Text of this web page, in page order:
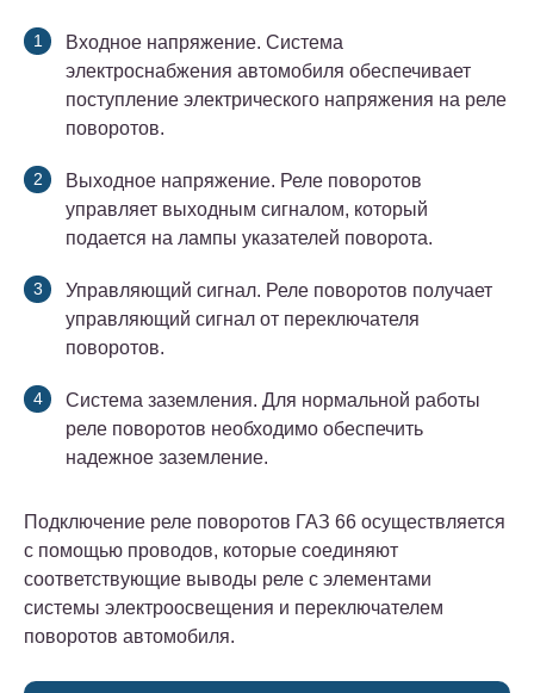
Входное напряжение. Система
электроснабжения автомобиля обеспечивает
поступление электрического напряжения на реле
поворотов.
Выходное напряжение. Реле поворотов
управляет выходным сигналом, который
подается на лампы указателей поворота.
Управляющий сигнал. Реле поворотов получает
управляющий сигнал от переключателя
поворотов.
Система заземления. Для нормальной работы
реле поворотов необходимо обеспечить
надежное заземление.
Подключение реле поворотов ГАЗ 66 осуществляется
с помощью проводов, которые соединяют
соответствующие выводы реле с элементами
системы электроосвещения и переключателем
поворотов автомобиля.